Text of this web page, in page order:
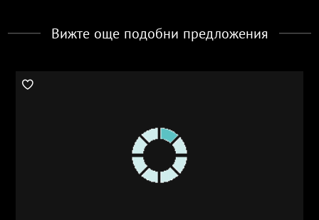
Вижте още подобни предложения